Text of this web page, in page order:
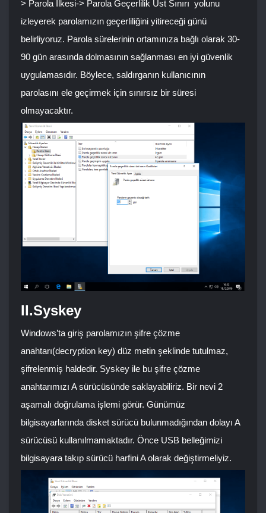
> Parola İlkesi-> Parola Geçerlilik Üst Sınırı yolunu
izleyerek parolamızın geçerliliğini yitireceği günü
belirliyoruz. Parola sürelerinin ortamınıza bağlı olarak 30-
90 gün arasında dolmasının sağlanması en iyi güvenlik
uygulamasıdır. Böylece, saldırganın kullanıcının
parolasını ele geçirmek için sınırsız bir süresi
olmayacaktır.
II.Syskey
Windows’ta giriş parolamızın şifre çözme
anahtarı(decryption key) düz metin şeklinde tutulmaz,
şifrelenmiş haldedir. Syskey ile bu şifre çözme
anahtarımızı A sürücüsünde saklayabiliriz. Bir nevi 2
aşamalı doğrulama işlemi görür. Günümüz
bilgisayarlarında disket sürücü bulunmadığından dolayı A
sürücüsü kullanılmamaktadır. Önce USB belleğimizi
bilgisayara takıp sürücü harfini A olarak değiştirmeliyiz.